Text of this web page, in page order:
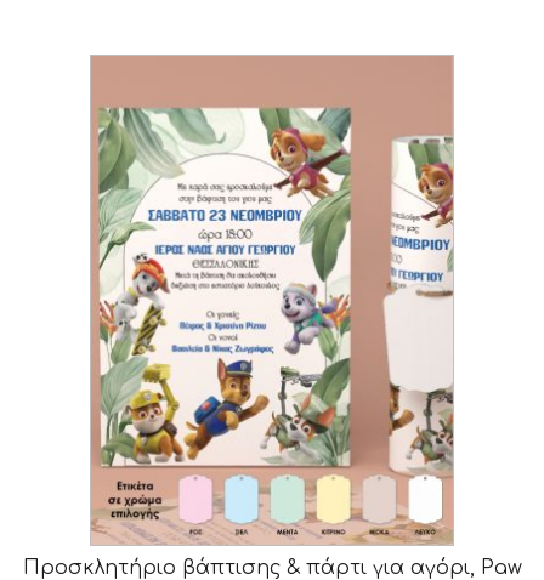
Προσκλητήριο βάπτισης & πάρτι για αγόρι, Paw